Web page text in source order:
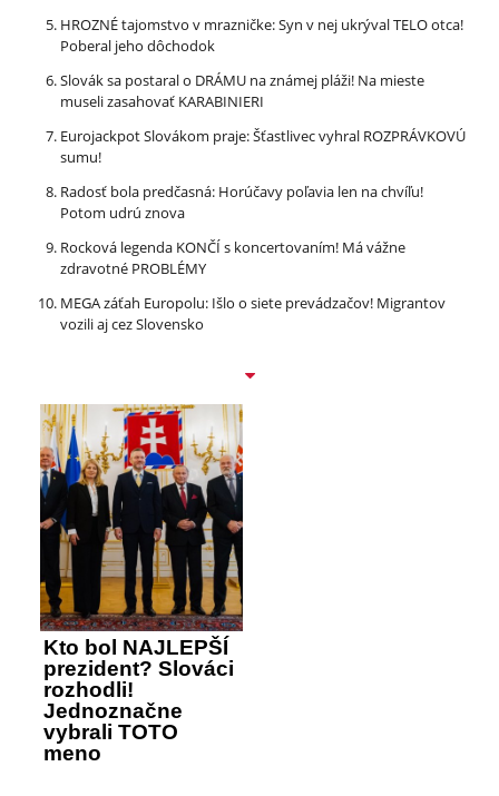
HROZNÉ tajomstvo v mrazničke: Syn v nej ukrýval TELO otca!
Poberal jeho dôchodok
Slovák sa postaral o DRÁMU na známej pláži! Na mieste
museli zasahovať KARABINIERI
Eurojackpot Slovákom praje: Šťastlivec vyhral ROZPRÁVKOVÚ
sumu!
Radosť bola predčasná: Horúčavy poľavia len na chvíľu!
Potom udrú znova
Rocková legenda KONČÍ s koncertovaním! Má vážne
zdravotné PROBLÉMY
MEGA záťah Europolu: Išlo o siete prevádzačov! Migrantov
vozili aj cez Slovensko
Kto bol NAJLEPŠÍ
prezident? Slováci
rozhodli!
Jednoznačne
vybrali TOTO
meno